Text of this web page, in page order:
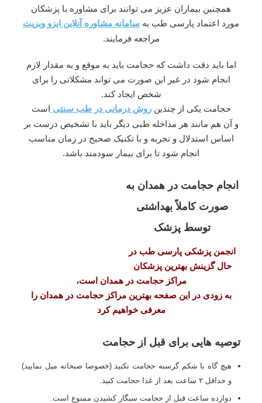
همچنین بیماران عزیز می توانند برای مشاوره با پزشکان
مورد اعتماد پارسی طب به سامانه مشاوره آنلاین ایزو ویزیت
مراجعه فرمایند.
اما باید دقت داشت که حجامت باید به موقع و به مقدار لازم
انجام شود در غیر این صورت می تواند مشکلاتی را برای
شخص ایجاد کند.
حجامت یکی از چندینروش درمانی در طب سنتی است
و آن هم مانند هر مداخله طبی دیگر باید با تشخیص درست بر
اساس استدلال و تجربه و با تکنیک صحیح در زمان مناسب
انجام شود تا برای بیمار سودمند باشد.
انجام حجامت در همدان به
صورت کاملاً بهداشتی
توسط پزشک
انجمن پزشکی پارسی طب در
حال گزینش بهترین پزشکان
مراکز حجامت در همدان است،
به زودی در این صفحه بهترین مراکز حجامت در همدان را
معرفی خواهیم کرد
توصیه هایی برای قبل از حجامت
هیچ گاه با شکم گرسنه حجامت نکنید (خصوصا صبحانه میل نمایید)
و حداقل ۲ ساعت بعد از غذا حجامت کنید.
دوازده ساعت قبل از حجامت سیگار کشیدن ممنوع است.